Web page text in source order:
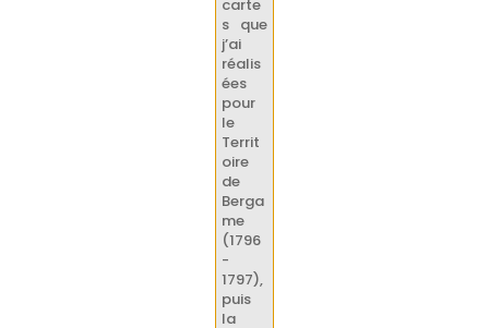
carte
s que
j’ai
réalis
ées
pour
le
Territ
oire
de
Berga
me
(1796
-
1797),
puis
la